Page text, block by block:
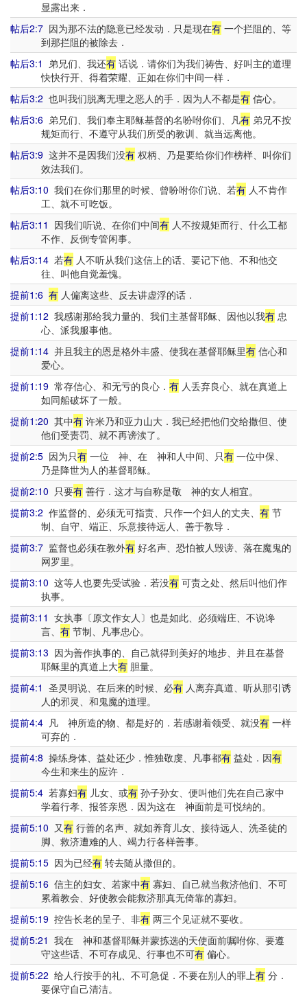
显露出来．
帖后2:7 因为那不法的隐意已经发动．只是现在有 一个拦阻的、等
到那拦阻的被除去．
帖后3:1 弟兄们、我还有 话说．请你们为我们祷告、好叫主的道理
快快行开、得着荣耀、正如在你们中间一样．
帖后3:2 也叫我们脱离无理之恶人的手．因为人不都是有 信心。
帖后3:6 弟兄们、我们奉主耶稣基督的名吩咐你们、凡有 弟兄不按
规矩而行、不遵守从我们所受的教训、就当远离他。
帖后3:9 这并不是因我们没有 权柄、乃是要给你们作榜样、叫你们
效法我们。
帖后3:10 我们在你们那里的时候、曾吩咐你们说、若有 人不肯作
工、就不可吃饭。
帖后3:11 因我们听说、在你们中间有 人不按规矩而行、什么工都
不作、反倒专管闲事。
帖后3:14 若有 人不听从我们这信上的话、要记下他、不和他交
往、叫他自觉羞愧。
提前1:6 有 人偏离这些、反去讲虚浮的话．
提前1:12 我感谢那给我力量的、我们主基督耶稣、因他以我有 忠
心、派我服事他。
提前1:14 并且我主的恩是格外丰盛、使我在基督耶稣里有 信心和
爱心。
提前1:19 常存信心、和无亏的良心． 有 人丢弃良心、就在真道上
如同船破坏了一般。
提前1:20 其中有 许米乃和亚力山大．我已经把他们交给撒但、使
他们受责罚、就不再谤渎了。
提前2:5 因为只有 一位 神、在 神和人中间、只有 一位中保、
乃是降世为人的基督耶稣。
提前2:10 只要有 善行．这才与自称是敬 神的女人相宜。
提前3:2 作监督的、必须无可指责、只作一个妇人的丈夫、 有 节
制、自守、端正、乐意接待远人、善于教导．
提前3:7 监督也必须在教外有 好名声、恐怕被人毁谤、落在魔鬼的
网罗里。
提前3:10 这等人也要先受试验．若没有 可责之处、然后叫他们作
执事。
提前3:11 女执事〔原文作女人〕也是如此、必须端庄、不说谗
言、 有节制、凡事忠心。
提前3:13 因为善作执事的、自己就得到美好的地步、并且在基督
耶稣里的真道上大有胆量。
提前4:1 圣灵明说、在后来的时候、必有 人离弃真道、听从那引诱
人的邪灵、和鬼魔的道理。
提前4:4 凡 神所造的物、都是好的．若感谢着领受、就没有 一样
可弃的．
提前4:8 操练身体、益处还少．惟独敬虔、凡事都有 益处．因有
今生和来生的应许．
提前5:4 若寡妇有 儿女、或有 孙子孙女、便叫他们先在自己家中
学着行孝、报答亲恩．因为这在 神面前是可悦纳的。
提前5:10 又有 行善的名声、就如养育儿女、接待远人、洗圣徒的
脚、救济遭难的人、竭力行各样善事。
提前5:15 因为已经有 转去随从撒但的。
提前5:16 信主的妇女、若家中有 寡妇、自己就当救济他们、不可
累着教会、好使教会能救济那真无倚靠的寡妇。
提前5:19 控告长老的呈子、非有 两三个见证就不要收。
提前5:21 我在 神和基督耶稣并蒙拣选的天使面前嘱咐你、要遵
守这些话、不可存成见、行事也不可有偏心。
提前5:22 给人行按手的礼、不可急促．不要在别人的罪上有 分．
要保守自己清洁。